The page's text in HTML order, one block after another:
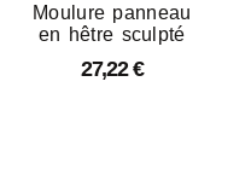
Moulure panneau
en hêtre sculpté
27,22€